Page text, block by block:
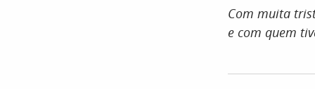
Com muita
e com quem